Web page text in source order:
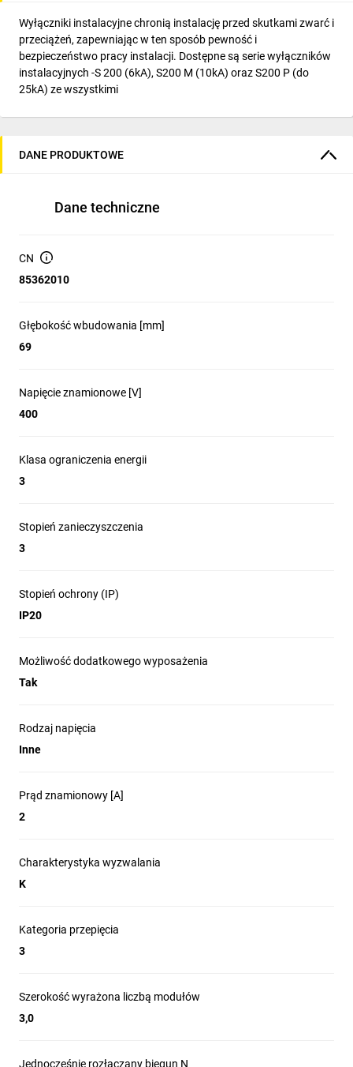
Wyłączniki instalacyjne chronią instalację przed skutkami zwarć i
przeciążeń, zapewniając w ten sposób pewność i
bezpieczeństwo pracy instalacji. Dostępne są serie wyłączników
instalacyjnych -S 200 (6kA), S200 M (10kA) oraz S200 P (do
25kA) ze wszystkimi
DANE PRODUKTOWE
Dane techniczne
CN
85362010
Głębokość wbudowania [mm]
69
Napięcie znamionowe [V]
400
Klasa ograniczenia energii
3
Stopień zanieczyszczenia
3
Stopień ochrony (IP)
IP20
Możliwość dodatkowego wyposażenia
Tak
Rodzaj napięcia
Inne
Prąd znamionowy [A]
2
Charakterystyka wyzwalania
K
Kategoria przepięcia
3
Szerokość wyrażona liczbą modułów
3,0
Jednocześnie rozłączany biegun N